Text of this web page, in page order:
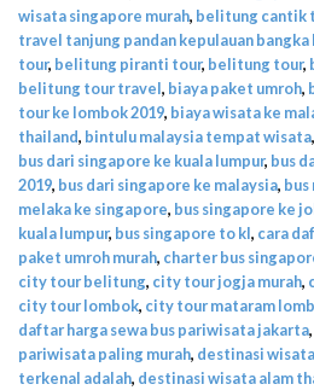
wisata singapore murah, belitung cantik
travel tanjung pandan kepulauan
tour, belitung piranti tour, belitung tour,
belitung tour travel, biaya paket umroh,
tour ke lombok 2019, biaya wisata ke
thailand, bintulu malaysia tempat wisata,
bus dari singapore ke kuala lumpur, bus
2019, bus dari singapore ke malaysia, bus
melaka ke singapore, bus singapore ke
kuala lumpur, bus singapore to kl, cara
paket umroh murah, charter bus
city tour belitung, city tour jogja murah,
city tour lombok, city tour mataram
daftar harga sewa bus pariwisata jakarta,
pariwisata paling murah, destinasi
terkenal adalah, destinasi wisata alam